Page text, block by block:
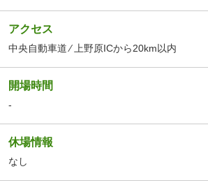
アクセス
中央自動車道 ⁄ 上野原ICから20km以内
開場時間
-
休場情報
なし